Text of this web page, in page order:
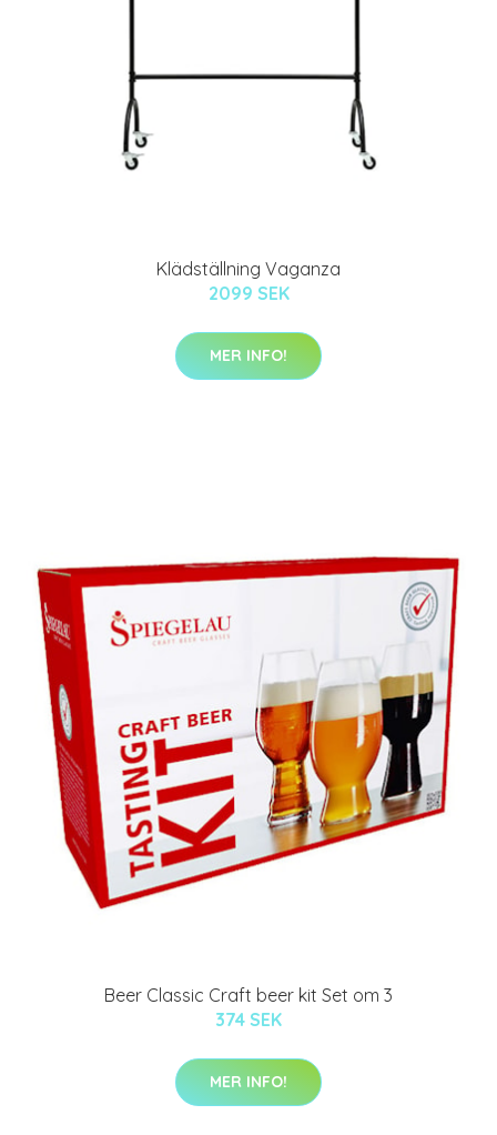
Klädställning Vaganza
2099 SEK
MER INFO!
Beer Classic Craft beer kit Set om 3
374 SEK
MER INFO!